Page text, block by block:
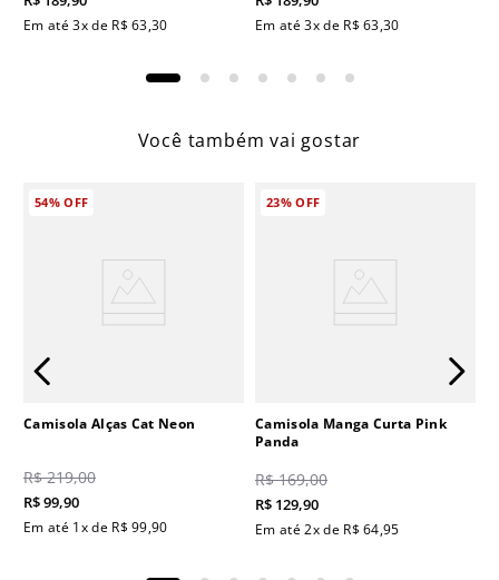
Em até3x de R$ 63,30 Em até3x de R$ 63,30
Você também vai gostar
54%OFF
Camisola Alças Cat Neon
R$ 219,00
R$99,90
Em até 1x de R$ 99,90
23%OFF
Camisola Manga Curta Pink
Panda
R$ 169,00
R$ 129,90
Em até2x de R$ 64,95